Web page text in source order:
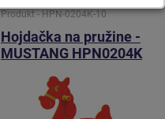
Produkt - HPN-0204K-10
Hojdačka na pružine -
MUSTANG HPN0204K